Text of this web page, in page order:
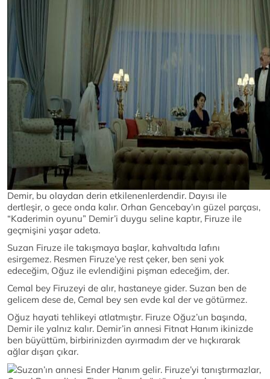
Demir, bu olaydan derin etkilenenlerdendir. Dayısı ile
dertleşir, o gece onda kalır. Orhan Gencebay’ın güzel parçası,
“Kaderimin oyunu” Demir’i duygu seline kaptır, Firuze ile
geçmişini yaşar adeta.
Suzan Firuze ile takışmaya başlar, kahvaltıda lafını
esirgemez. Resmen Firuze’ye rest çeker, ben seni yok
edeceğim, Oğuz ile evlendiğini pişman edeceğim, der.
Cemal bey Firuzeyi de alır, hastaneye gider. Suzan ben de
gelicem dese de, Cemal bey sen evde kal der ve götürmez.
Oğuz hayati tehlikeyi atlatmıştır. Firuze Oğuz’un başında,
Demir ile yalnız kalır. Demir’in annesi Fitnat Hanım ikinizde
ben büyüttüm, birbirinizden ayırmadım der ve hıçkırarak
ağlar dışarı çıkar.
Suzan’ın annesi Ender Hanım gelir. Firuze’yi tanıştırmazlar,